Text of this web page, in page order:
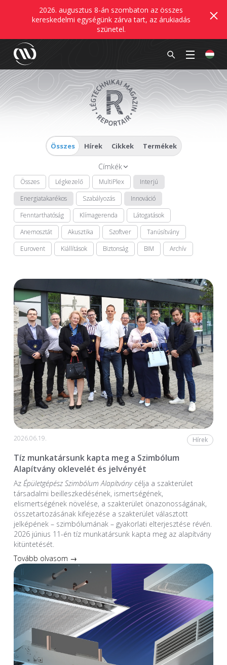
2026. augusztus 8-án szombaton az összes
kereskedelmi egységünk zárva tart, az árukiadás
szünetel.
Összes Hírek Cikkek Termékek
Címkék
Összes Légkezelő MultiPlex
Interjú
Energiatakarékos
Szabályozás
Innováció
Fenntarthatóság
Klímagerenda
Látogatások
Anemosztát
Akusztika Szoftver
Tanúsítvány
Eurovent
Kiállítások Biztonság BIM Archív
2026.06.19. Hírek
Tíz munkatársunk kapta meg a Szimbólum
Alapítvány oklevelét és jelvényét
Az Épületgépész Szimbólum Alapítványcélja a szakterület
társadalmi beilleszkedésének, ismertségének,
elismertségének növelése, a szakterület önazonosságának,
összetartozásának kifejezése a szakterület választott
jelképének – szimbólumának – gyakorlati elterjesztése révén.
2026 június 11-én tíz munkatársunk kapta meg az alapítvány
kitüntetését.
Tovább olvasom →